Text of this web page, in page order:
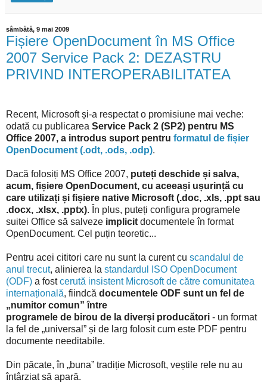
sâmbătă, 9 mai 2009
Fișiere OpenDocument în MS Office
2007 Service Pack 2: DEZASTRU
PRIVIND INTEROPERABILITATEA
Recent, Microsoft și-a respectat o promisiune mai veche:
odată cu publicarea Service Pack 2 (SP2) pentru MS
Office 2007, a introdus suport pentru formatul de fișier
OpenDocument (.odt, .ods, .odp).
Dacă folosiți MS Office 2007, puteți deschide și salva,
acum, fișiere OpenDocument, cu aceeași ușurință cu
care utilizați și fișiere native Microsoft (.doc, .xls, .ppt sau
.docx, .xlsx, .pptx). În plus, puteți configura programele
suitei Office să salveze implicitdocumentele în format
OpenDocument. Cel puțin teoretic...
Pentru acei cititori care nu sunt la curent cu scandalul de
anul trecut, alinierea la standardul ISO OpenDocument
(ODF) a fostcerută insistent Microsoft de către comunitatea
internațională, fiindcă documentele ODF sunt un fel de
„numitor comun” între
programele de birou de la diverși producători - un format
la fel de „universal” și de larg folosit cum este PDF pentru
documente needitabile.
Din păcate, în „buna” tradiție Microsoft, veștile rele nu au
întârziat să apară.